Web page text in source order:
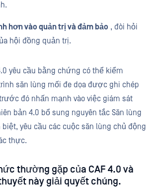
hơn vào quản trị và đảm bảo , đòi hỏi
hội đồng quản trị.
yêu cầu bằng chứng có thể kiểm
săn lùng mối đe dọa được ghi chép
đó nhấn mạnh vào việc giám sát
bản 4.0 bổ sung nguyên tắc Săn lùng
biệt, yêu cầu các cuộc săn lùng chủ động
thực.
thường gặp của CAF 4.0 và
này giải quyết chúng.